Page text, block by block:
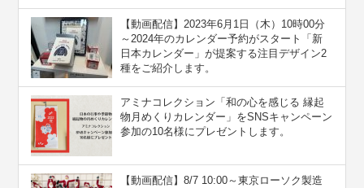
【動画配信】2023年6月1日（木）10時00分
～2024年のカレンダー予約がスタート「新
日本カレンダー」が提案する注目デザイン2
種をご紹介します。
アミナコレクション「和の心を感じる 縁起
物月めくりカレンダー」をSNSキャンペーン
参加の10名様にプレゼントします。
【動画配信】8/7 10:00～東京ローソク製造